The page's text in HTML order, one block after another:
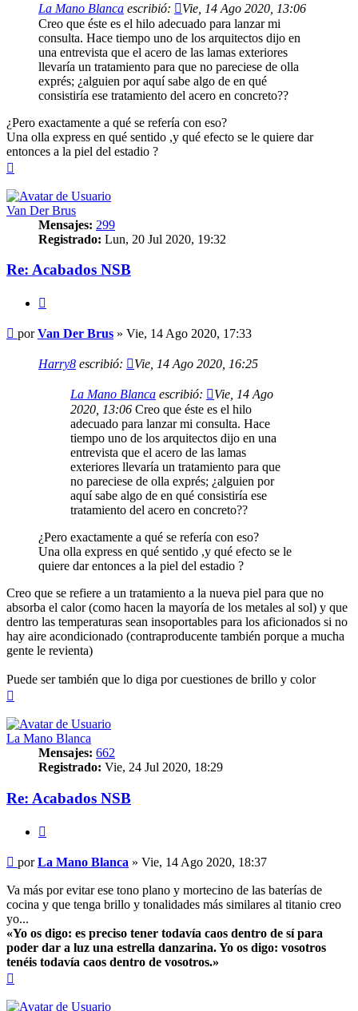
La Mano Blanca escribió:
Vie, 14 Ago 2020, 13:06
Creo que éste es el hilo adecuado para lanzar mi
consulta. Hace tiempo uno de los arquitectos dijo en
una entrevista que el acero de las lamas exteriores
llevaría un tratamiento para que no pareciese de olla
exprés; ¿alguien por aquí sabe algo de en qué
consistiría ese tratamiento del acero en concreto??
¿Pero exactamente a qué se refería con eso?
Una olla express en qué sentido ,y qué efecto se le quiere dar
entonces a la piel del estadio ?
Van Der Brus
Mensajes: 299
Registrado: Lun, 20 Jul 2020, 19:32
Re: Acabados NSB
Mensaje
porVan Der Brus » Vie, 14 Ago 2020, 17:33
Harry8 escribió: Vie, 14 Ago 2020, 16:25
La Mano Blanca escribió:
Vie, 14 Ago
2020, 13:06 Creo que éste es el hilo
adecuado para lanzar mi consulta. Hace
tiempo uno de los arquitectos dijo en una
entrevista que el acero de las lamas
exteriores llevaría un tratamiento para que
no pareciese de olla exprés; ¿alguien por
aquí sabe algo de en qué consistiría ese
tratamiento del acero en concreto??
¿Pero exactamente a qué se refería con eso?
Una olla express en qué sentido ,y qué efecto se le
quiere dar entonces a la piel del estadio ?
Creo que se refiere a un tratamiento a la nueva piel para que no
absorba el calor (como hacen la mayoría de los metales al sol) y que
dentro las temperaturas sean insoportables para los aficionados si no
hay aire acondicionado (contraproducente también porque a mucha
gente le revienta)
Puede ser también que lo diga por cuestiones de brillo y color
La Mano Blanca
Mensajes: 662
Registrado: Vie, 24 Jul 2020, 18:29
Re: Acabados NSB
Mensaje
porLa Mano Blanca » Vie, 14 Ago 2020, 18:37
Va más por evitar ese tono plano y mortecino de las baterías de
cocina y que tenga brillo y tonalidades más similares al titanio creo
yo...
«Yo os digo: es preciso tener todavía caos dentro de sí para
poder dar a luz una estrella danzarina. Yo os digo: vosotros
tenéis todavía caos dentro de vosotros.»